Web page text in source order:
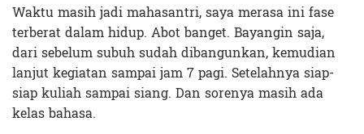
Waktu masih jadi mahasantri, saya merasa ini fase
terberat dalam hidup. Abot banget. Bayangin saja,
dari sebelum subuh sudah dibangunkan, kemudian
lanjut kegiatan sampai jam 7 pagi. Setelahnya siap-
siap kuliah sampai siang. Dan sorenya masih ada
kelas bahasa.